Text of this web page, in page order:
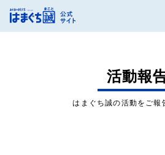
活動報
はまぐち誠の活動をご報